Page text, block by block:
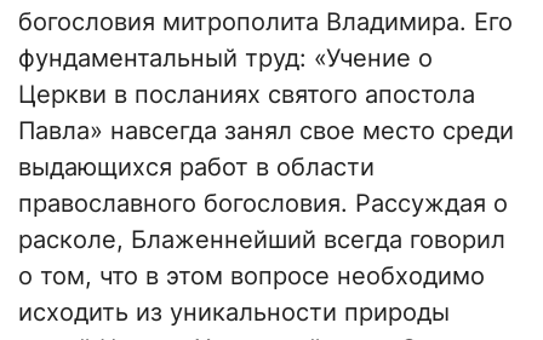
богословия митрополита Владимира. Его
фундаментальный труд: «Учение о
Церкви в посланиях святого апостола
Павла» навсегда занял свое место среди
выдающихся работ в области
православного богословия. Рассуждая о
расколе, Блаженнейший всегда говорил
о том, что в этом вопросе необходимо
исходить из уникальности природы